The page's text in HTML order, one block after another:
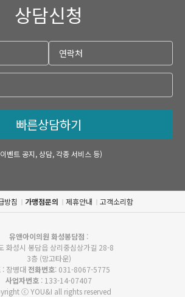
상담신청
빠른상담하기
벤트 공지, 상담, 각종 서비스 등)
방침 가맹점문의 제휴안내 고객소리함
유앤아이의원 화성봉담점 :
화성시 봉담읍 상리중심상가길 28-8
3층 (망고타운)
: 장병대 전화번호: 031-8067-5775
사업자번호 : 133-14-07407
ⓒ YOU&I all rights reserved